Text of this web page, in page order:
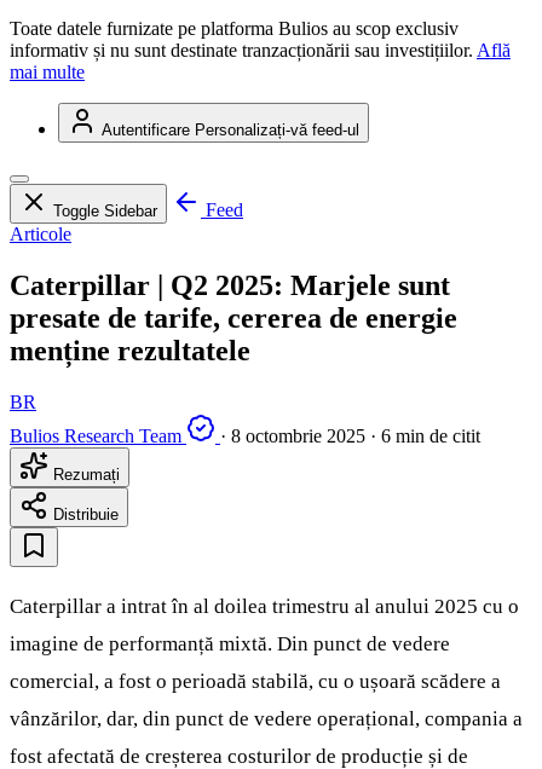
Toate datele furnizate pe platforma Bulios au scop exclusiv
informativ și nu sunt destinate tranzacționării sau investițiilor. Află
mai multe
Autentificare Personalizați-vă feed-ul
Toggle Sidebar
Feed
Articole
Caterpillar | Q2 2025: Marjele sunt
presate de tarife, cererea de energie
menține rezultatele
BR
Bulios Research Team
· 8 octombrie 2025 · 6 min de citit
Rezumați
Distribuie
Caterpillar a intrat în al doilea trimestru al anului 2025 cu o
imagine de performanță mixtă. Din punct de vedere
comercial, a fost o perioadă stabilă, cu o ușoară scădere a
vânzărilor, dar, din punct de vedere operațional, compania a
fost afectată de creșterea costurilor de producție și de